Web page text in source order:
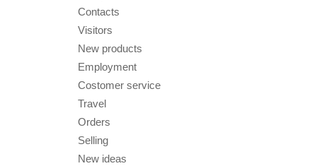
Contacts
Visitors
New products
Employment
Costomer service
Travel
Orders
Selling
New ideas